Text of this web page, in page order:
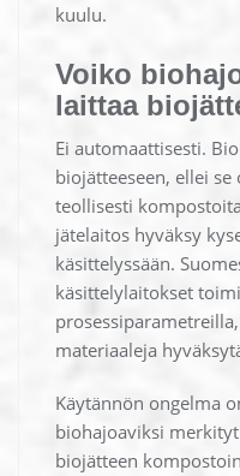
kuulu.
Voiko
laittaa
Ei automaattisesti.
biojätteeseen, ellei
teollisesti
jätelaitos hyväksy
käsittelyssään.
käsittelylaitokset
materiaaleja
Käytännön ongelma
biohajoaviksi
biojätteen